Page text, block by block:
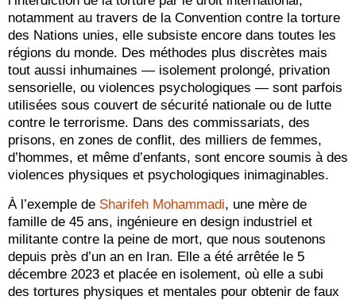
notamment au travers de la Convention contre la torture
des Nations unies, elle subsiste encore dans toutes les
régions du monde. Des méthodes plus discrètes mais
tout aussi inhumaines — isolement prolongé, privation
sensorielle, ou violences psychologiques — sont parfois
utilisées sous couvert de sécurité nationale ou de lutte
contre le terrorisme. Dans des commissariats, des
prisons, en zones de conflit, des milliers de femmes,
d’hommes, et même d’enfants, sont encore soumis à des
violences physiques et psychologiques inimaginables.
À l’exemple de Sharifeh Mohammadi, une mère de
famille de 45 ans, ingénieure en design industriel et
militante contre la peine de mort, que nous soutenons
depuis près d’un an en Iran. Elle a été arrêtée le 5
décembre 2023 et placée en isolement, où elle a subi
des tortures physiques et mentales pour obtenir de faux